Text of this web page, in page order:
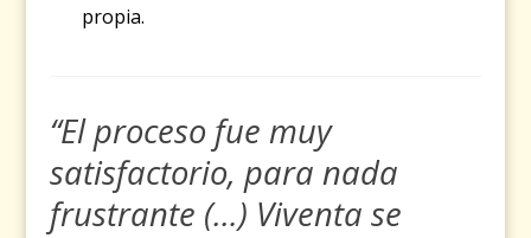
propia.
“El proceso fue muy
satisfactorio, para nada
frustrante (…) Viventa se